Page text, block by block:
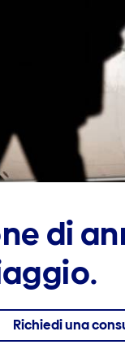
di
Richiedi una